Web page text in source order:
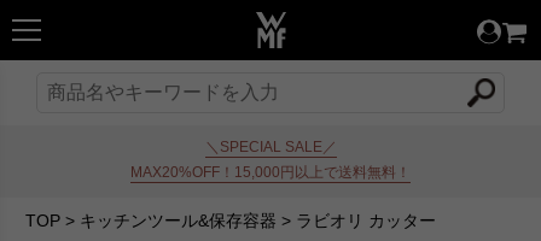
＼SPECIAL SALE／
MAX20%OFF！15,000円以上で送料無料！
TOP> キッチンツール&保存容器 > ラビオリ カッター